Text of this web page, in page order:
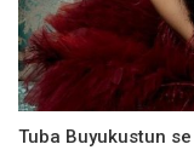
Tuba Buyukustun